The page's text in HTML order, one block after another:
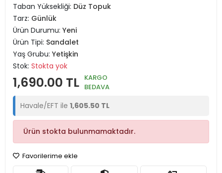
Taban Yüksekliği: Düz Topuk
Tarz: Günlük
Ürün Durumu: Yeni
Ürün Tipi: Sandalet
Yaş Grubu: Yetişkin
Stok: Stokta yok
1,690.00 TL KARGO
BEDAVA
Havale/EFT ile 1,605.50 TL
Ürün stokta bulunmamaktadır.
Favorilerime ekle